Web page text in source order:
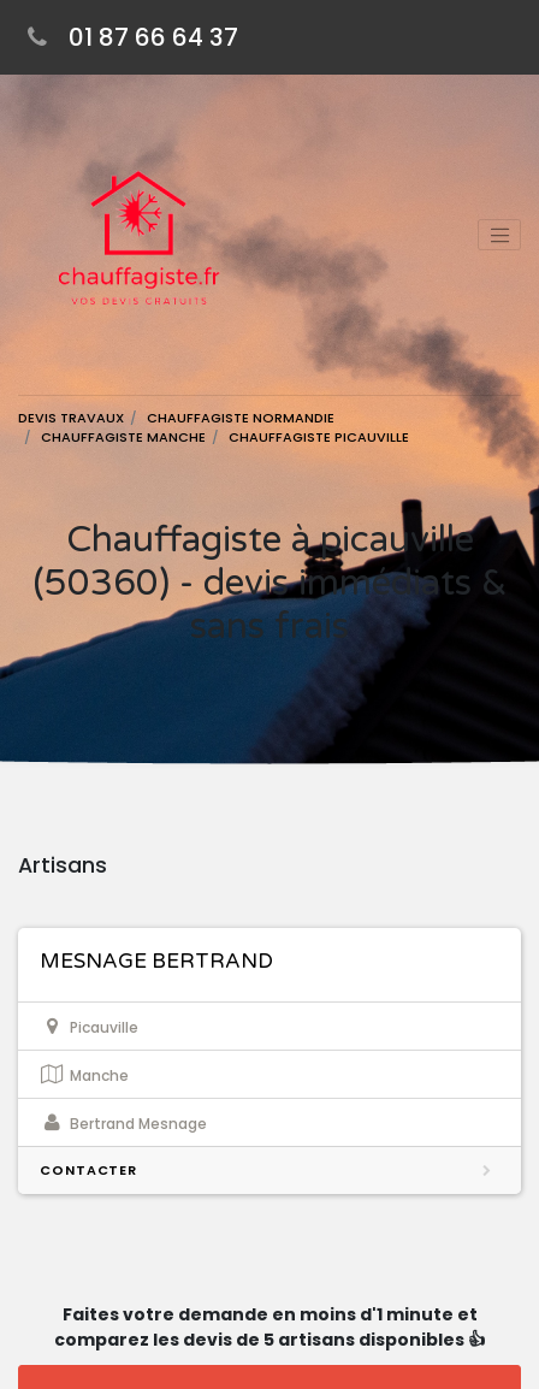
01 87 66 64 37
DEVIS TRAVAUX
CHAUFFAGISTE NORMANDIE
CHAUFFAGISTE MANCHE
CHAUFFAGISTE PICAUVILLE
Chauffagiste à picauville
(50360) - devis immédiats &
sans frais
Artisans
MESNAGE BERTRAND
Picauville
Manche
Bertrand Mesnage
CONTACTER
Faites votre demande en moins d'1 minute et
comparez les devis de 5 artisans disponibles 👍